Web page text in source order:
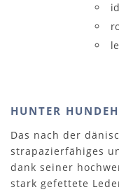
HUNTER
Das nach der
strapazierfähiges
dank seiner
stark gefettete